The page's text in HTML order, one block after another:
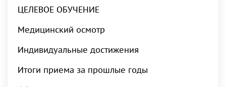
ЦЕЛЕВОЕ ОБУЧЕНИЕ
Медицинский осмотр
Индивидуальные достижения
Итоги приема за прошлые годы